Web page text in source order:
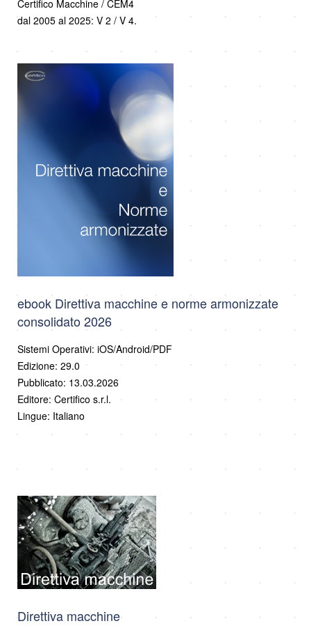
Certifico Macchine / CEM4
dal 2005 al 2025: V 2 / V 4.
ebook Direttiva macchine e norme armonizzate
consolidato 2026
Sistemi Operativi: iOS/Android/PDF
Edizione: 29.0
Pubblicato: 13.03.2026
Editore: Certifico s.r.l.
Lingue: Italiano
Direttiva macchine